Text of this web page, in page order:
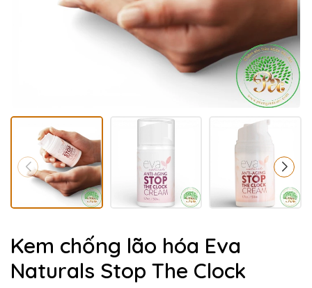
Kem chống lão hóa Eva
Naturals Stop The Clock